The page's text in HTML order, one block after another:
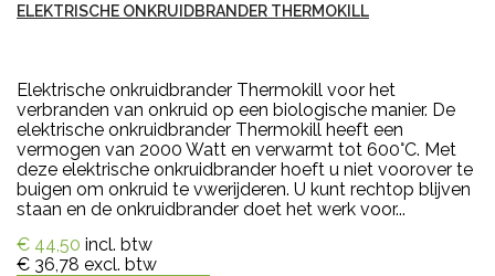
ELEKTRISCHE ONKRUIDBRANDER THERMOKILL
Elektrische onkruidbrander Thermokill voor het
verbranden van onkruid op een biologische manier. De
elektrische onkruidbrander Thermokill heeft een
vermogen van 2000 Watt en verwarmt tot 600°C. Met
deze elektrische onkruidbrander hoeft u niet voorover te
buigen om onkruid te vwerijderen. U kunt rechtop blijven
staan en de onkruidbrander doet het werk voor...
€ 44,50 incl. btw
€ 36,78 excl. btw